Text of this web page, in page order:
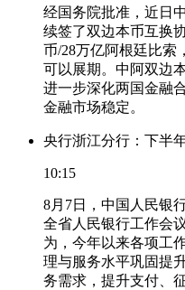
经国务院批准，近日
续签了双边本币互换
币/28万亿阿根廷比索
可以展期。中阿双边
进一步深化两国金融
金融市场稳定。
央行浙江分行：下半
10:15
8月7日，中国人民银
全省人民银行工作会
为，今年以来各项工
理与服务水平巩固提
务需求，提升支付、